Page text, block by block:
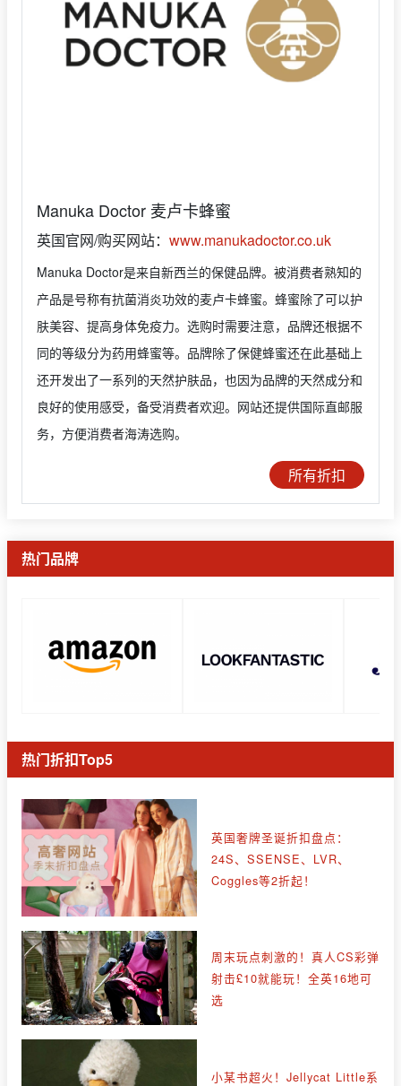
Manuka Doctor 麦卢卡蜂蜜
英国官网/购买网站： www.manukadoctor.co.uk
Manuka Doctor是来自新西兰的保健品牌。被消费者熟知的
产品是号称有抗菌消炎功效的麦卢卡蜂蜜。蜂蜜除了可以护
肤美容、提高身体免疫力。选购时需要注意，品牌还根据不
同的等级分为药用蜂蜜等。品牌除了保健蜂蜜还在此基础上
还开发出了一系列的天然护肤品，也因为品牌的天然成分和
良好的使用感受，备受消费者欢迎。网站还提供国际直邮服
务，方便消费者海涛选购。
所有折扣
热门品牌
热门折扣Top5
英国奢牌圣诞折扣盘点：
24S、SSENSE、LVR、
Coggles等2折起！
周末玩点刺激的！真人CS彩弹
射击£10就能玩！全英16地可
选
小某书超火！Jellycat Little系